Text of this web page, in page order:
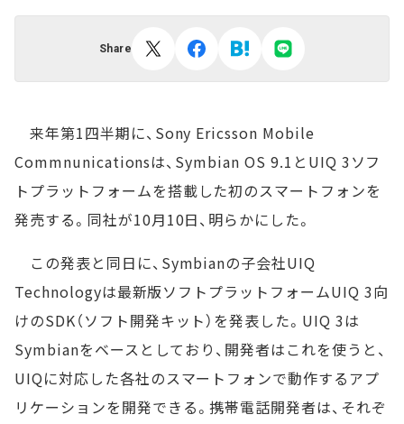
Share
来年第1四半期に、Sony Ericsson Mobile
Commnunicationsは、Symbian OS 9.1とUIQ 3ソフ
トプラットフォームを搭載した初のスマートフォンを
発売する。同社が10月10日、明らかにした。
この発表と同日に、Symbianの子会社UIQ
Technologyは最新版ソフトプラットフォームUIQ 3向
けのSDK（ソフト開発キット）を発表した。UIQ 3は
Symbianをベースとしており、開発者はこれを使うと、
UIQに対応した各社のスマートフォンで動作するアプ
リケーションを開発できる。携帯電話開発者は、それぞ